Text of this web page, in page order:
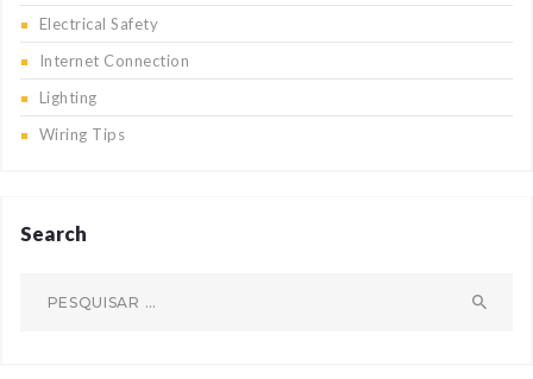
Electrical Safety
Internet Connection
Lighting
Wiring Tips
Search
por: